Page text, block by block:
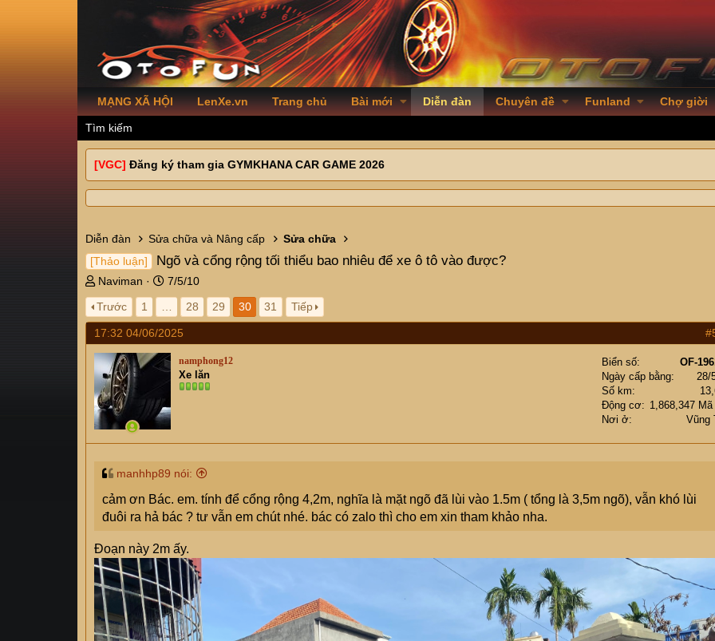
MẠNG XÃ HỘI LenXe.vn Trang chủ Bài mới Diễn đàn Chuyên đề Funland Chợ giời
Tìm kiếm
[VGC] Đăng ký tham gia GYMKHANA CAR GAME 2026
Diễn đàn Sửa chữa và Nâng cấp Sửa chữa
[Thảo luận] Ngõ và cổng rộng tối thiểu bao nhiêu để xe ô tô vào được?
T
h
r
e
a
d
s
t
a
r
t
e
Naviman
N
g
à
y
g
ử
i
7/5/10
Trước
1 28 29 30 31 Tiếp
17:32 04/06/2025
namphong12
Xe lăn
Biển số
OF-
Ngày cấp bằng
28/
Số km
Động cơ
1,868,347
Nơi ở
Vũng
manhhp89 nói:
cảm ơn Bác. em. tính để cổng rộng 4,2m, nghĩa là mặt ngõ đã lùi vào 1.5m ( tổng là 3,5m ngõ), vẫn khó lùi
đuôi ra hả bác ? tư vẫn em chút nhé. bác có zalo thì cho em xin tham khảo nha.
Đoạn này 2m ấy.